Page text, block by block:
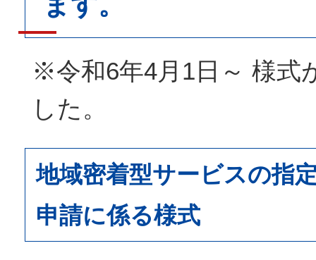
※令和6年4月1日～ 様式
した。
地域密着型サービスの指
申請に係る様式